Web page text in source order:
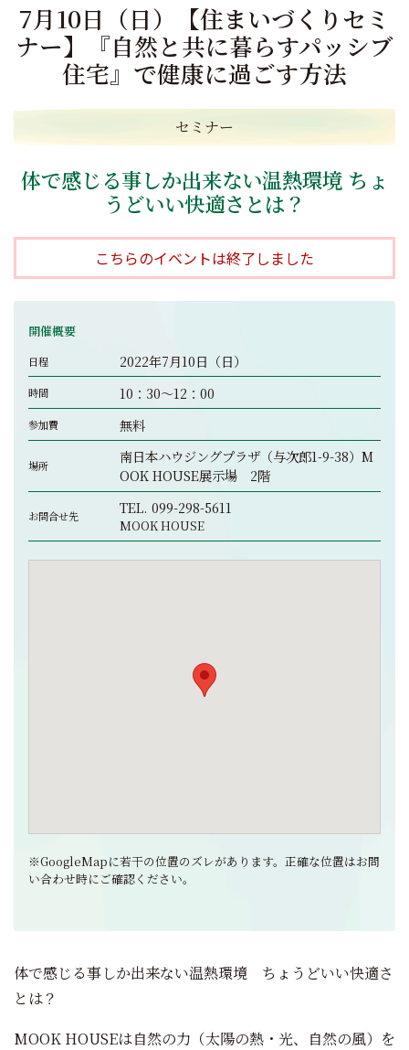
7月10日（日）【住まいづくりセミ
ナー】『自然と共に暮らすパッシブ
住宅』で健康に過ごす方法
セミナー
体で感じる事しか出来ない温熱環境 ちょ
うどいい快適さとは？
こちらのイベントは終了しました
開催概要
日程 2022年7月10日（日）
時間 10：30～12：00
参加費 無料
場所
南日本ハウジングプラザ（与次郎1-9-38）M
OOK HOUSE展示場 2階
お問合せ先 TEL. 099-298-5611
MOOK HOUSE
※GoogleMapに若干の位置のズレがあります。正確な位置はお問
い合わせ時にご確認ください。
体で感じる事しか出来ない温熱環境 ちょうどいい快適さ
とは？
MOOK HOUSEは自然の力（太陽の熱・光、自然の風）を